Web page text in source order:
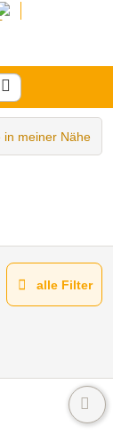
in meiner Nähe
alle Filter